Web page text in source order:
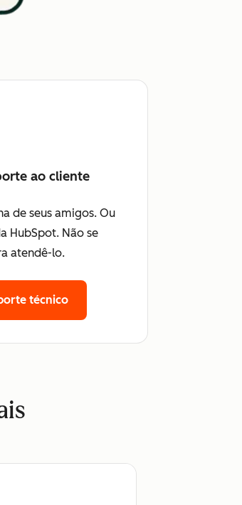
ao cliente
de seus amigos. Ou
HubSpot. Não se
atendê-lo.
técnico